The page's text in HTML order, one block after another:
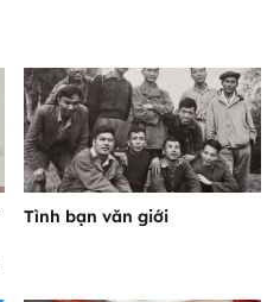
Tình bạn văn giới